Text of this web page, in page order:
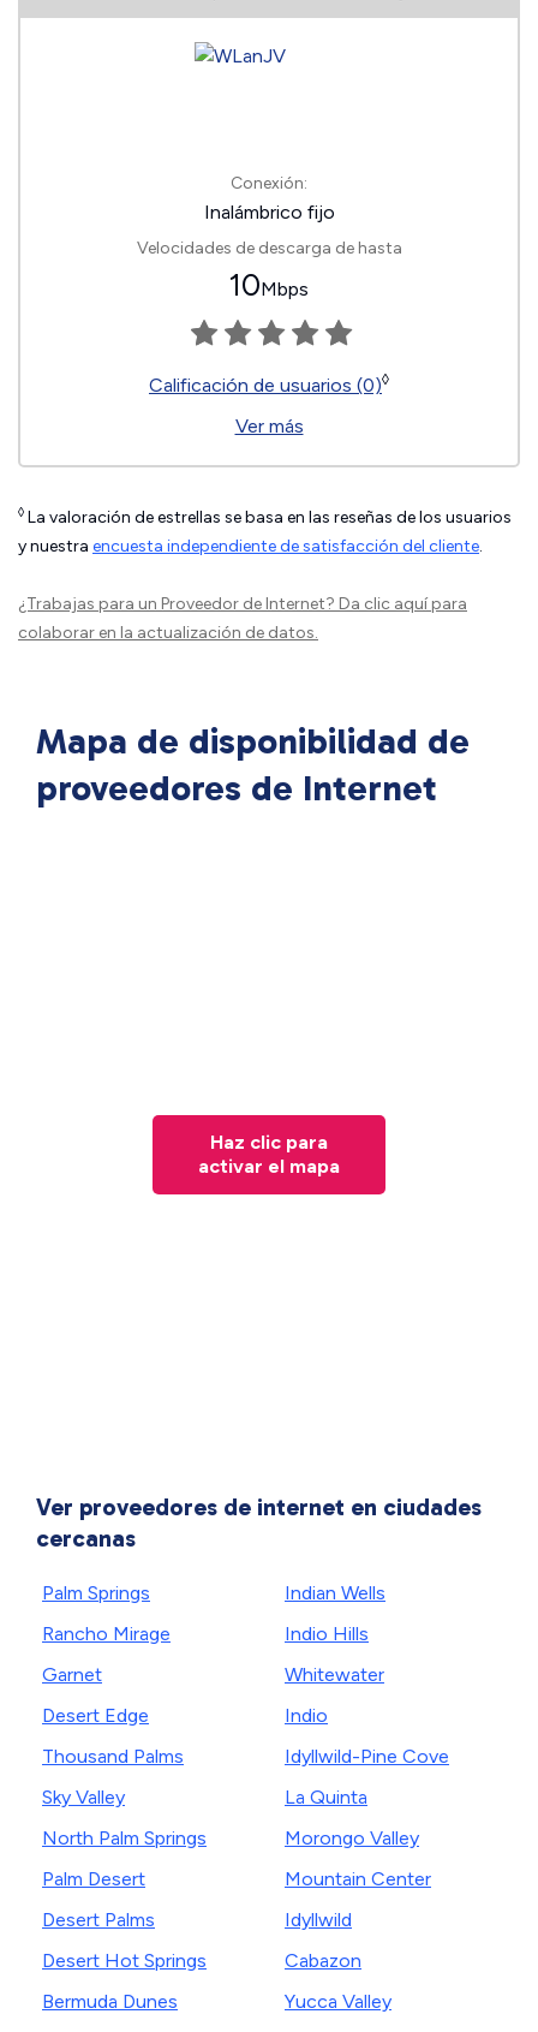
Conexión:
Inalámbrico fijo
Velocidades de descarga de hasta
10Mbps
Calificación de usuarios (0)◊
Ver más
◊ La valoración de estrellas se basa en las reseñas de los usuarios
y nuestra encuesta independiente de satisfacción del cliente.
¿Trabajas para un Proveedor de Internet? Da clic aquípara
colaborar en la actualización de datos.
Mapa de disponibilidad de
proveedores de Internet
Haz clic para
activar el mapa
Ver proveedores de internet en ciudades
cercanas
Palm Springs
Rancho Mirage
Garnet
Desert Edge
Thousand Palms
Sky Valley
North Palm Springs
Palm Desert
Desert Palms
Desert Hot Springs
Bermuda Dunes
Indian Wells
Indio Hills
Whitewater
Indio
Idyllwild-Pine Cove
La Quinta
Morongo Valley
Mountain Center
Idyllwild
Cabazon
Yucca Valley